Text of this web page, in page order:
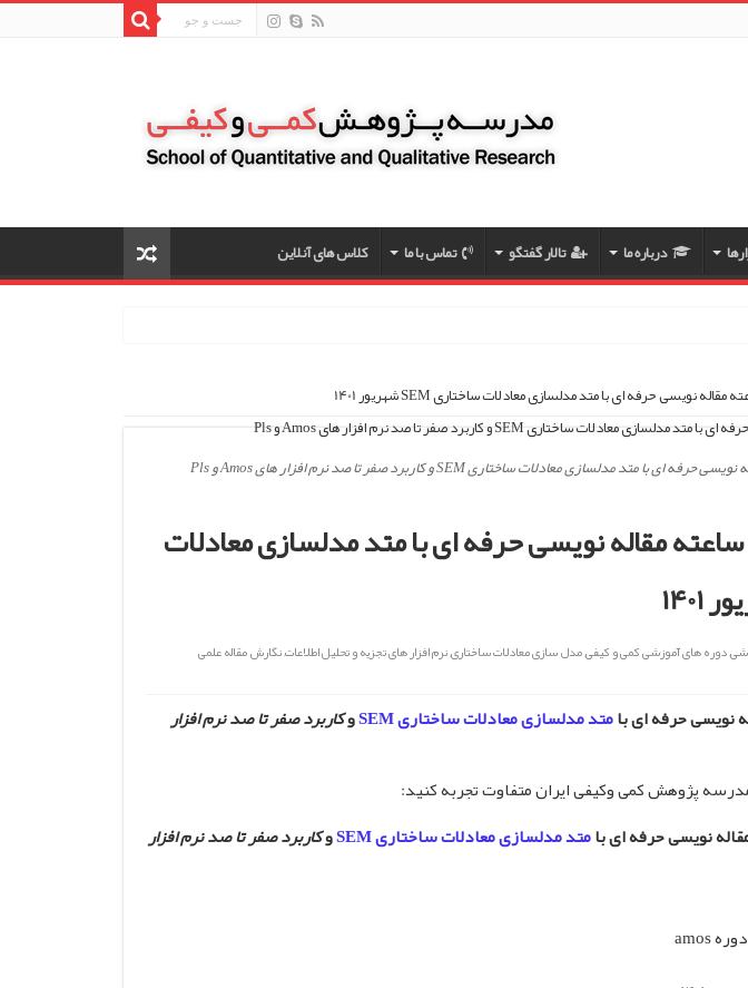
درباره ما تالار گفتگو تماس با ما کلاس های آنلاین
دوره آنلاین جامع ۱۰۰ ساعته مقاله نویسی حرفه ای با متد مدلسازی معادلات
,دوره های آموزشی کمی و کیفی,مدل سازی معادلات ساختاری,نرم افزار های تجزیه و تحلیل اطلاعات,نگارش مقاله علمی
متد مدلسازی معادلات ساختاری SEM وکاربرد صفر تا صد نرم افزار
پژوهش کمی وکیفی ایران متفاوت تجربه کنید:
متد مدلسازی معادلات ساختاری SEM وکاربرد صفر تا صد نرم افزار